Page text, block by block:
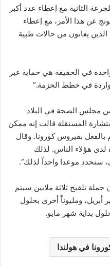
الثانية مع إعطاء عدد أكبر
عن هذا الأمر، مع إعطاء
يعانون من حالات طبية
في الحقيقة هي حماية غير
في خطط الحزمة.”
مجلس الصحة في البلاد
المستقلة قالت إنه ممكن
بفيروس كورونا. وقال
هؤلاء الناس. لذلك
سنحدد موعدا واحداً لذلك”.
تلقيح ثلاثة ملايين سيتم
أبريل، ومليوناً أخرى بحلول
بداية شهر مايو.
في هولندا